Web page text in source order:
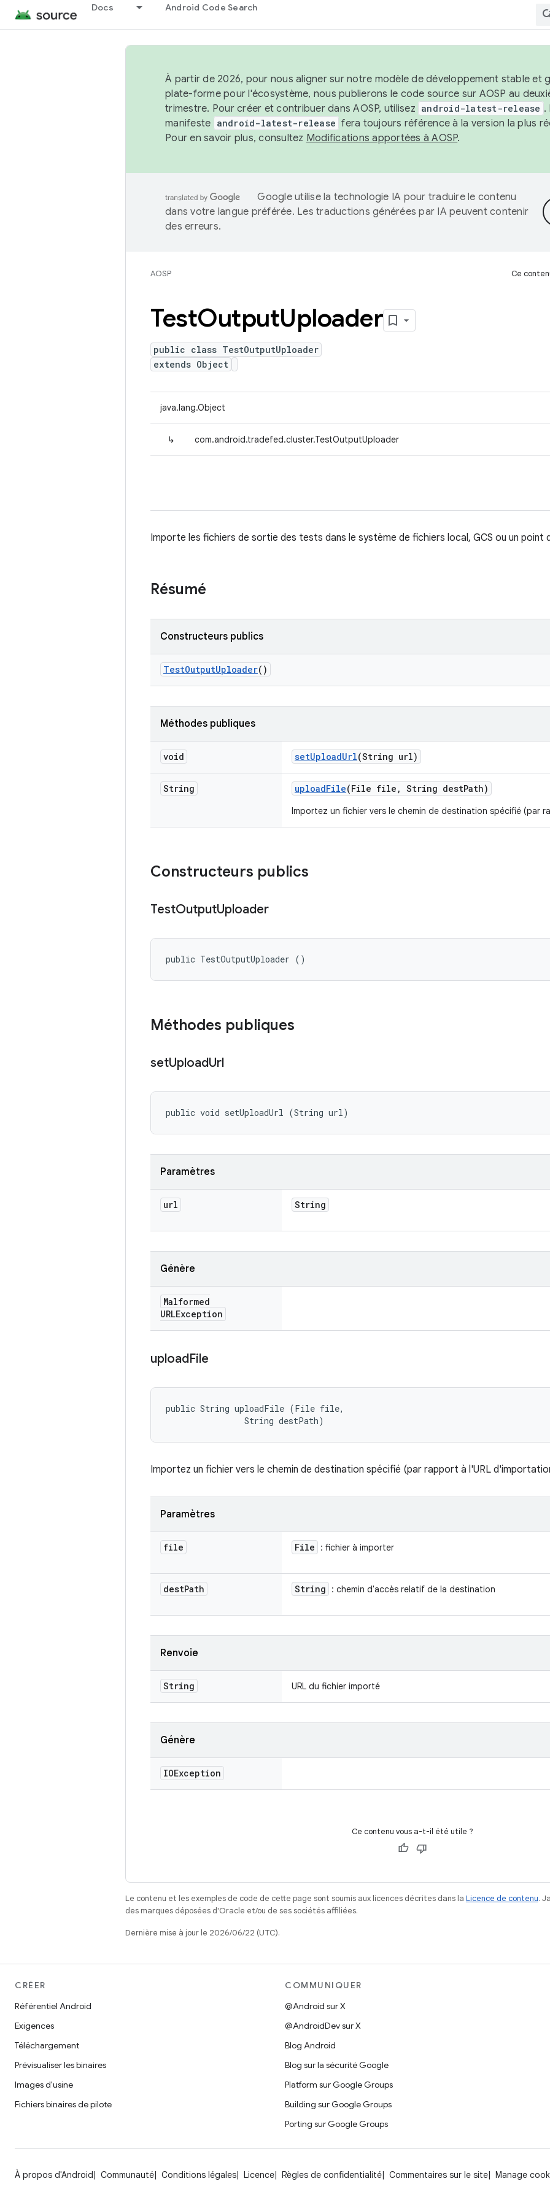
Docs Android Code Search
À partir de 2026, pour nous aligner sur notre modèle de développement stable et
plate-forme pour l'écosystème, nous publierons le code source sur AOSP au
trimestre. Pour créer et contribuer dans AOSP, utilisez android-latest-release .
manifeste android-latest-release fera toujours référence à la version la plus
Pour en savoir plus, consultez Modifications apportées à AOSP.
Google utilise la technologie IA pour traduire le contenu
dans votre langue préférée. Les traductions générées par IA peuvent contenir
des erreurs.
AOSP Ce
TestOutputUploader
public class TestOutputUploader
extends Object
java.lang.Object
↳ com.android.tradefed.cluster.TestOutputUploader
Importe les fichiers de sortie des tests dans le système de fichiers local, GCS ou un point
Résumé
Constructeurs publics
TestOutputUploader()
Méthodes publiques
void setUploadUrl(String url)
String uploadFile(File file , String destPath)
Importez un fichier vers le chemin de destination spécifié (par
Constructeurs publics
TestOutputUploader
public TestOutputUploader ()
Méthodes publiques
setUploadUrl
public void setUploadUrl (String url)
Paramètres
url String
Génère
Malformed
URLException
uploadFile
public String uploadFile (File file,
                String destPath)
Importez un fichier vers le chemin de destination spécifié (par rapport à l'URL
Paramètres
file File : fichier à importer
destPath String : chemin d'accès relatif de la destination
Renvoie
String URL du fichier importé
Génère
IOException
Ce contenu vous a-t-il été utile ?
Le contenu et les exemples de code de cette page sont soumis aux licences décrites dans la Licence de contenu.
des marques déposées d'Oracle et/ou de ses sociétés affiliées.
Dernière mise à jour le 2026/06/22 (UTC).
CRÉER
Référentiel Android
Exigences
Téléchargement
Prévisualiser les binaires
Images d'usine
Fichiers binaires de pilote
COMMUNIQUER
@Android sur X
@AndroidDev sur X
Blog Android
Blog sur la sécurité Google
Platform sur Google Groups
Building sur Google Groups
Porting sur Google Groups
À propos d'Android Communauté Conditions légales Licence Règles de confidentialité Commentaires sur le site Manage